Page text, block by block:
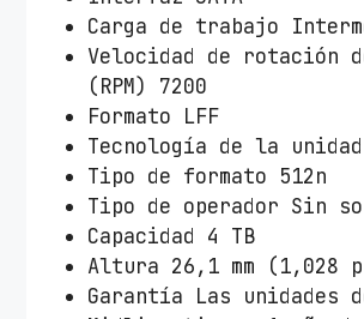
Carga de trabajo
Velocidad de rotación
(RPM) 7200
Formato LFF
Tecnología de la
Tipo de formato 512n
Tipo de operador Sin
Capacidad 4 TB
Altura 26,1 mm (1,028
Garantía Las unidades